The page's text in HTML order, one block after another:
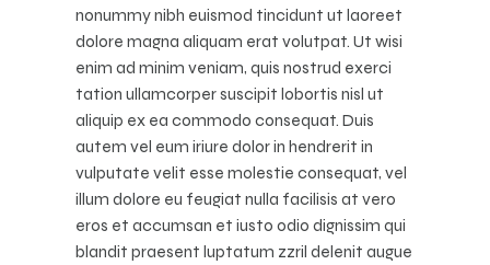
nonummy nibh euismod tincidunt ut laoreet
dolore magna aliquam erat volutpat. Ut wisi
enim ad minim veniam, quis nostrud exerci
tation ullamcorper suscipit lobortis nisl ut
aliquip ex ea commodo consequat. Duis
autem vel eum iriure dolor in hendrerit in
vulputate velit esse molestie consequat, vel
illum dolore eu feugiat nulla facilisis at vero
eros et accumsan et iusto odio dignissim qui
blandit praesent luptatum zzril delenit augue